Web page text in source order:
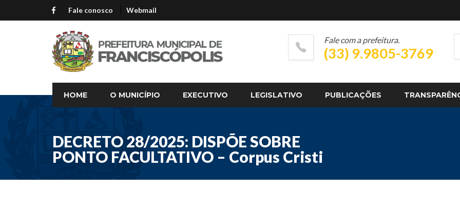
Fale conosco Webmail
HOME O MUNICÍPIO EXECUTIVO LEGISLATIVO PUBLICAÇÕES
Fale com a prefeitura.
(33) 9.9805-3769
DECRETO 28/2025: DISPÕE SOBRE
PONTO FACULTATIVO – Corpus Cristi